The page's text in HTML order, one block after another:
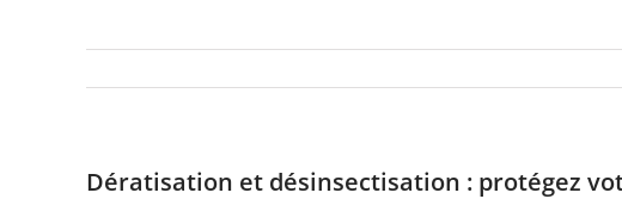
Dératisation et désinsectisation : protégez